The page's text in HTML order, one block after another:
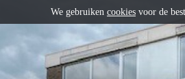
We gebruiken cookies voor de